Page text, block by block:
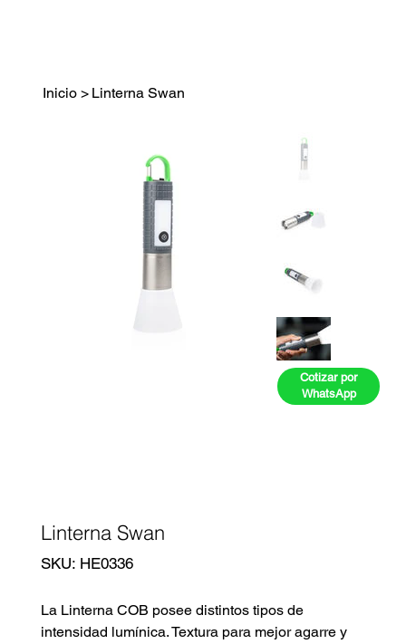
Inicio > Linterna Swan
Linterna Swan
SKU: SKU
HE0336
HE0336
La Linterna COB posee distintos tipos de
intensidad lumínica. Textura para mejor agarre y
Cotizar por
WhatsApp